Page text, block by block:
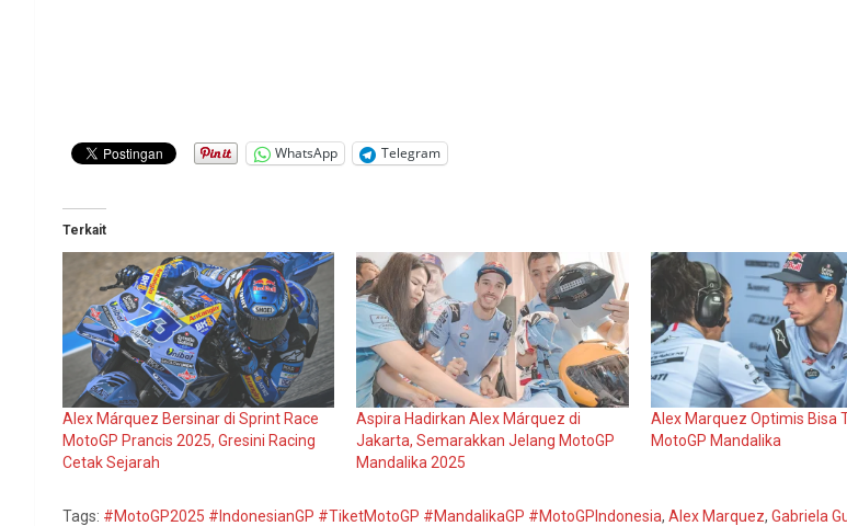
WhatsApp Telegram
Terkait
Alex Márquez Bersinar di Sprint Race
MotoGP Prancis 2025, Gresini Racing
Cetak Sejarah
Aspira Hadirkan Alex Márquez di
Jakarta, Semarakkan Jelang MotoGP
Mandalika 2025
Alex Marquez Optimis Bisa
MotoGP Mandalika
Tags: #MotoGP2025 #IndonesianGP #TiketMotoGP #MandalikaGP #MotoGPIndonesia, Alex Marquez, Gabriela